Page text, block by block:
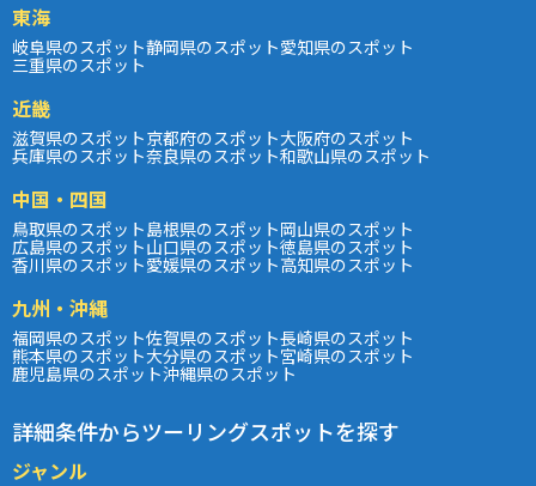
東海
岐阜県のスポット静岡県のスポット愛知県のスポット
三重県のスポット
近畿
滋賀県のスポット京都府のスポット大阪府のスポット
兵庫県のスポット奈良県のスポット和歌山県のスポット
中国・四国
鳥取県のスポット島根県のスポット岡山県のスポット
広島県のスポット山口県のスポット徳島県のスポット
香川県のスポット愛媛県のスポット高知県のスポット
九州・沖縄
福岡県のスポット佐賀県のスポット長崎県のスポット
熊本県のスポット大分県のスポット宮崎県のスポット
鹿児島県のスポット沖縄県のスポット
詳細条件からツーリングスポットを探す
ジャンル